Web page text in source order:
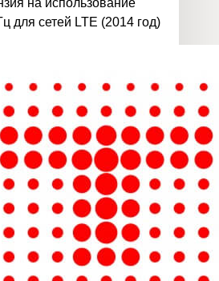
на использование
для сетей LTE (2014 год)